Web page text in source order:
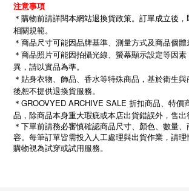
注意事項
＊購物前請詳閱本網站退換貨政策。訂單成立後
相關規範。
＊商品尺寸可能因品牌基準、測量方式及商品個體
＊商品照片可能因拍攝光線、螢幕顯示設定等因
異，請以實品為準。
＊貼身衣物、飾品、香水等特殊商品，基於衛生
後恕不提供退換貨服務。
＊GROOVYED ARCHIVE SALE 折扣商品、特價
品，除商品本身重大瑕疵或本店出貨錯誤外，售出
＊下單前請務必審慎確認商品尺寸、顏色、數量
容。每筆訂單皆需投入人工處理與出貨作業，請
購物視為試穿或試用服務。